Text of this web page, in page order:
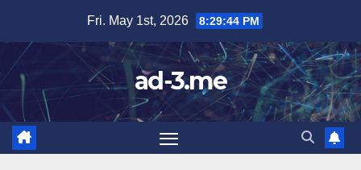
content
Fri. May 1st, 2026 8:29:45 PM
ad-3.me